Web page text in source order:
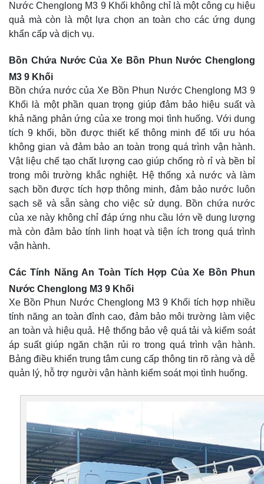
Nước Chenglong M3 9 Khối không chỉ là một công cụ hiệu
quả mà còn là một lựa chọn an toàn cho các ứng dụng
khẩn cấp và dịch vụ.
Bồn Chứa Nước Của Xe Bồn Phun Nước Chenglong
M3 9 Khối
Bồn chứa nước của Xe Bồn Phun Nước Chenglong M3 9
Khối là một phần quan trọng giúp đảm bảo hiệu suất và
khả năng phản ứng của xe trong mọi tình huống. Với dung
tích 9 khối, bồn được thiết kế thông minh để tối ưu hóa
không gian và đảm bảo an toàn trong quá trình vận hành.
Vật liệu chế tạo chất lượng cao giúp chống rò rỉ và bền bỉ
trong môi trường khắc nghiệt. Hệ thống xả nước và làm
sạch bồn được tích hợp thông minh, đảm bảo nước luôn
sạch sẽ và sẵn sàng cho việc sử dụng. Bồn chứa nước
của xe này không chỉ đáp ứng nhu cầu lớn về dung lượng
mà còn đảm bảo tính linh hoạt và tiện ích trong quá trình
vận hành.
Các Tính Năng An Toàn Tích Hợp Của Xe Bồn Phun
Nước Chenglong M3 9 Khối
Xe Bồn Phun Nước Chenglong M3 9 Khối tích hợp nhiều
tính năng an toàn đỉnh cao, đảm bảo môi trường làm việc
an toàn và hiệu quả. Hệ thống bảo vệ quá tải và kiểm soát
áp suất giúp ngăn chặn rủi ro trong quá trình vận hành.
Bảng điều khiển trung tâm cung cấp thông tin rõ ràng và dễ
quản lý, hỗ trợ người vận hành kiểm soát mọi tình huống.